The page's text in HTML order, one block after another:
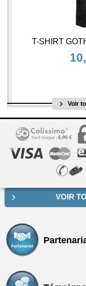
T-SHIRT
Voir
VOIR